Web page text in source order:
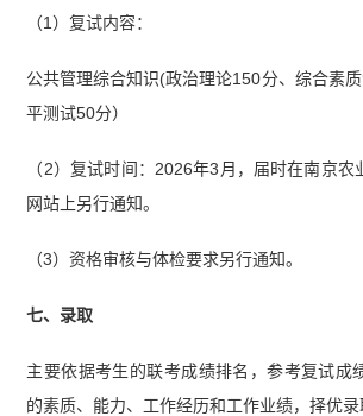
（1）复试内容：
公共管理综合知识(政治理论150分、综合素
平测试50分）
（2）复试时间：2026年3月，届时在南京
网站上另行通知。
（3）资格审核与体检要求另行通知。
七、录取
主要依据考生的联考成绩排名，参考复试成
的素质、能力、工作经历和工作业绩，择优录